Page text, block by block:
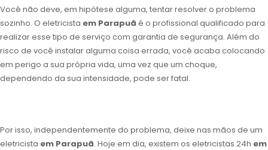
Você não deve, em hipótese alguma, tentar resolver o problema
sozinho. O eletricista em Parapuã é o profissional qualificado para
realizar esse tipo de serviço com garantia de segurança. Além do
risco de você instalar alguma coisa errada, você acaba colocando
em perigo a sua própria vida, uma vez que um choque,
dependendo da sua intensidade, pode ser fatal.
Por isso, independentemente do problema, deixe nas mãos de um
eletricista em Parapuã. Hoje em dia, existem os eletricistas 24h em